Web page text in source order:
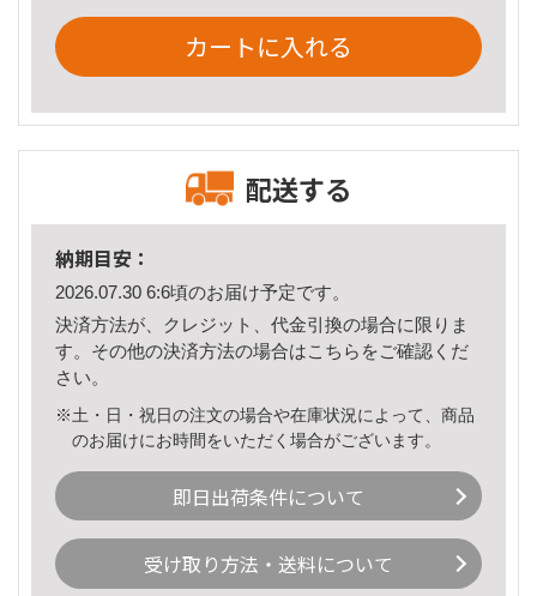
カートに入れる
配送する
納期目安：
2026.07.30 6:6頃のお届け予定です。
決済方法が、クレジット、代金引換の場合に限りま
す。その他の決済方法の場合はこちら をご確認くだ
さい。
※土・日・祝日の注文の場合や在庫状況によって、商品
のお届けにお時間をいただく場合がございます。
即日出荷条件について
受け取り方法・送料について